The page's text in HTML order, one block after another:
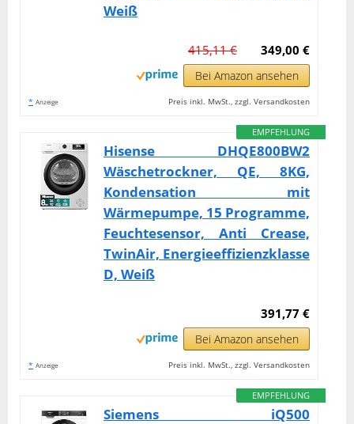
Weiß
349,00 €
415,11 €
Bei Amazon ansehen
* Anzeige Preis inkl. MwSt., zzgl. Versandkosten
EMPFEHLUNG
Hisense DHQE800BW2
Wäschetrockner, QE, 8KG,
Kondensation mit
Wärmepumpe, 15 Programme,
Feuchtesensor, Anti Crease,
TwinAir, Energieeffizienzklasse
D, Weiß
391,77 €
Bei Amazon ansehen
* Anzeige Preis inkl. MwSt., zzgl. Versandkosten
EMPFEHLUNG
Siemens iQ500